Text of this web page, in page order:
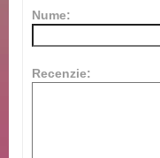
Nume:
Recenzie: